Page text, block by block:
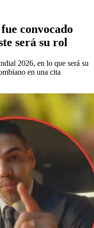
convocado
será su rol
2026, en lo que será su
en una cita